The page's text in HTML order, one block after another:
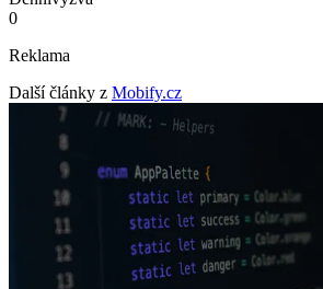
0
Reklama
Další články z Mobify.cz